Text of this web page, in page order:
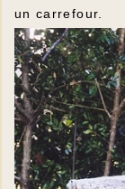
un carrefour.